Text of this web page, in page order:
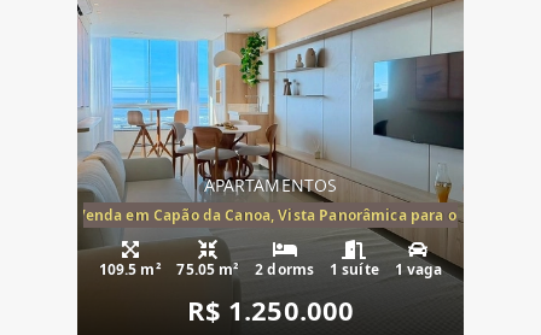
APARTAMENTOS
Mar à Venda em Capão da Canoa, Vista Panorâmica para o Mar, 2
109.5 m² 75.05 m² 2 dorms 1 suíte 1 vaga
R$ 1.250.000